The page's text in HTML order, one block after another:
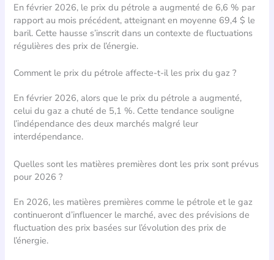
En février 2026, le prix du pétrole a augmenté de 6,6 % par
rapport au mois précédent, atteignant en moyenne 69,4 $ le
baril. Cette hausse s’inscrit dans un contexte de fluctuations
régulières des prix de l’énergie.
Comment le prix du pétrole affecte-t-il les prix du gaz ?
En février 2026, alors que le prix du pétrole a augmenté,
celui du gaz a chuté de 5,1 %. Cette tendance souligne
l’indépendance des deux marchés malgré leur
interdépendance.
Quelles sont les matières premières dont les prix sont prévus
pour 2026 ?
En 2026, les matières premières comme le pétrole et le gaz
continueront d’influencer le marché, avec des prévisions de
fluctuation des prix basées sur l’évolution des prix de
l’énergie.